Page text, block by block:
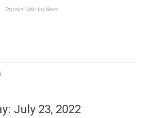
Pusaka Maluku News
July 23, 2022